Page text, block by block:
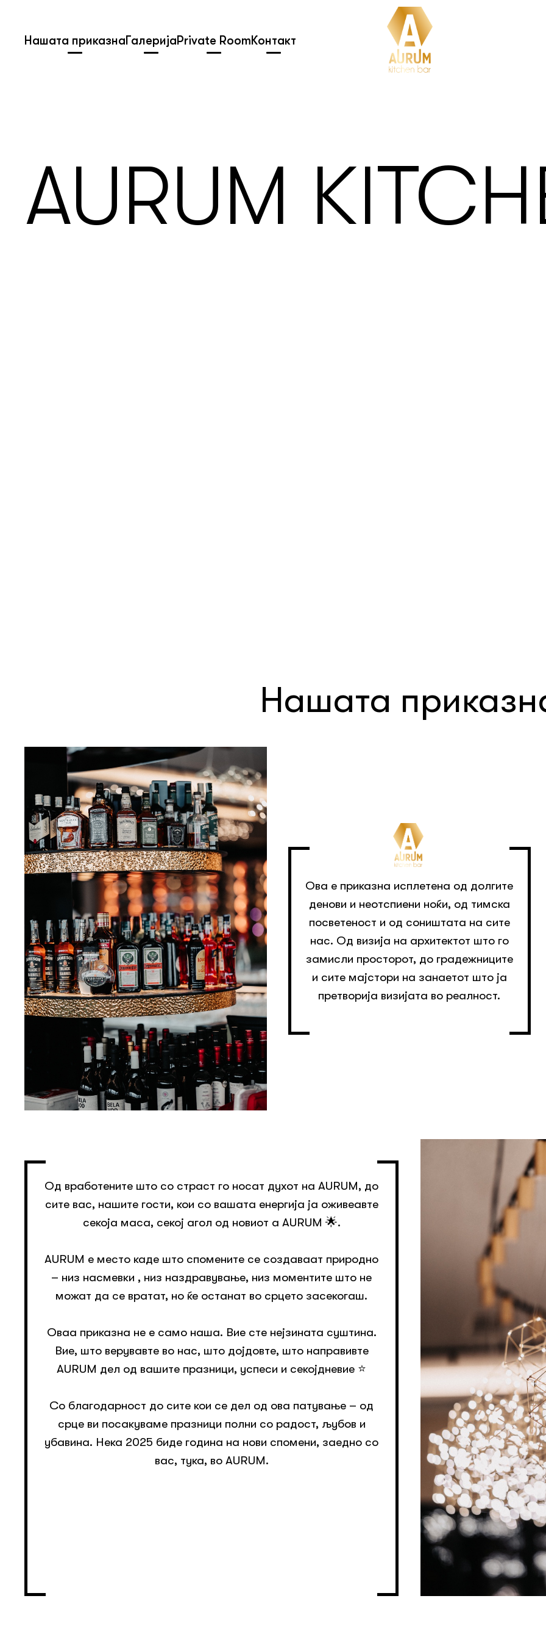
Нашата приказнаГалеријаPrivate RoomКонтакт
AURUM
Нашата
Ова е приказна исплетена од долгите
денови и неотспиени ноќи, од тимска
посветеност и од соништата на сите
нас. Од визија на архитектот што го
замисли просторот, до градежниците
и сите мајстори на занаетот што ја
претворија визијата во реалност.
Од вработените што со страст го носат духот на AURUM, до
сите вас, нашите гости, кои со вашата енергија ја оживеавте
секоја маса, секој агол од новиот a AURUM 🌟.
AURUM е место каде што спомените се создаваат природно
– низ насмевки , низ наздравување, низ моментите што не
можат да се вратат, но ќе останат во срцето засекогаш.
Оваа приказна не е само наша. Вие сте нејзината суштина.
Вие, што верувавте во нас, што дојдовте, што направивте
AURUM дел од вашите празници, успеси и секојдневие ⭐️
Со благодарност до сите кои се дел од ова патување – од
срце ви посакуваме празници полни со радост, љубов и
убавина. Нека 2025 биде година на нови спомени, заедно со
вас, тука, во AURUM.